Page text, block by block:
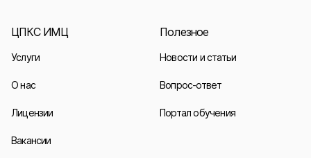
ЦПКС ИМЦ
Услуги
О нас
Лицензии
Вакансии
Полезное
Новости и статьи
Вопрос-ответ
Портал обучения